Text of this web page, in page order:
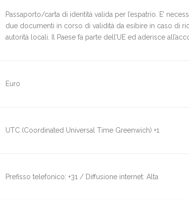
Passaporto/carta di identità valida per l’espatrio. E’
due documenti in corso di validità da esibire in caso di
autorità locali. Il Paese fa parte dell’UE ed aderisce
Euro
UTC (Coordinated Universal Time Greenwich) +1
Prefisso telefonico: +31 / Diffusione internet: Alta